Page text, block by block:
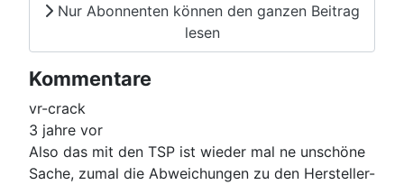
Nur Abonnenten können den ganzen Beitrag
lesen
Kommentare
vr-crack
3 jahre vor
Also das mit den TSP ist wieder mal ne unschöne
Sache, zumal die Abweichungen zu den Hersteller-